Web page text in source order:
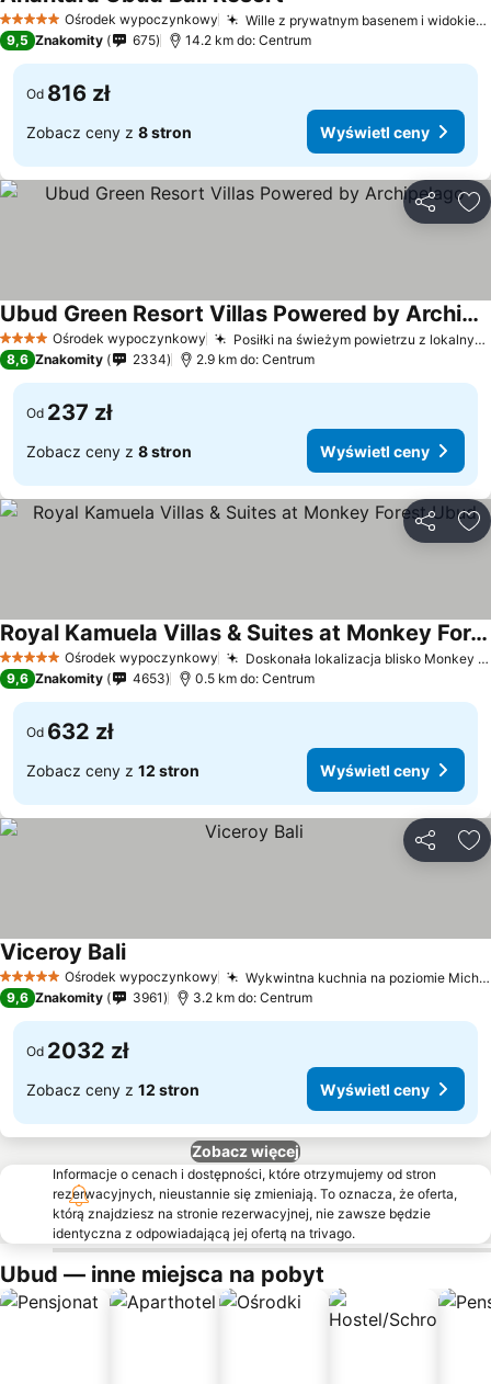
5 KategoriaOśrodek wypoczynkowy Wille z prywatnym basenem i widokiem na las
9,5 Znakomity 675 14.2 km do: Centrum
Od 816 zł
Zobacz ceny z 8 stron Wyświetl ceny
4 KategoriaOśrodek wypoczynkowy Posiłki na świeżym powietrzu z lokalnymi smakami
Ubud Green Resort Villas Powered by Archipelago
8,6 Znakomity 2334 2.9 km do: Centrum
Od 237 zł
Zobacz ceny z 8 stron Wyświetl ceny
5 KategoriaOśrodek wypoczynkowy Doskonała lokalizacja blisko Monkey Forest
Royal Kamuela Villas & Suites at Monkey Forest Ubud
9,6 Znakomity 4653 0.5 km do: Centrum
Od 632 zł
Zobacz ceny z 12 stron Wyświetl ceny
5 KategoriaOśrodek wypoczynkowy Wykwintna kuchnia na poziomie Michelin w Apéritif
Viceroy Bali
9,6 Znakomity 3961 3.2 km do: Centrum
Od 2032 zł
Zobacz ceny z 12 stron Wyświetl ceny
Zobacz więcej
Informacje o cenach i dostępności, które otrzymujemy od stron
rezerwacyjnych, nieustannie się zmieniają. To oznacza, że oferta,
którą znajdziesz na stronie rezerwacyjnej, nie zawsze będzie
identyczna z odpowiadającą jej ofertą na trivago.
Ubud — inne miejsca na pobyt